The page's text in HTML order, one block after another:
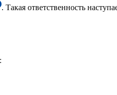
. Такая ответственность